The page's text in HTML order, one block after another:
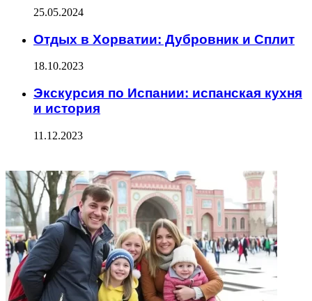
25.05.2024
Отдых в Хорватии: Дубровник и Сплит
18.10.2023
Экскурсия по Испании: испанская кухня
и история
11.12.2023